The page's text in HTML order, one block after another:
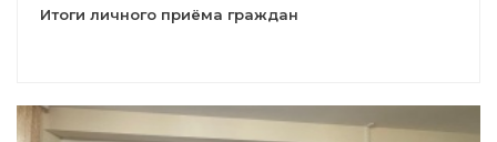
Итоги личного приёма граждан